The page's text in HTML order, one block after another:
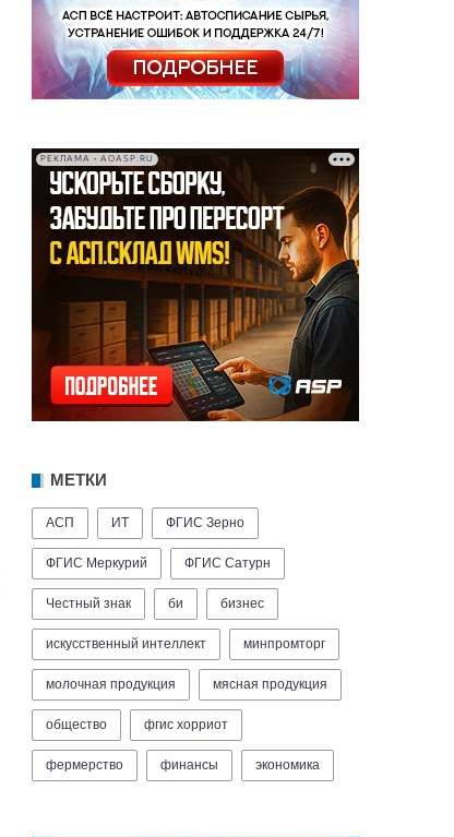
РЕКЛАМА • AOASP.RU
МЕТКИ
АСП ИТ ФГИС Зерно
ФГИС Меркурий ФГИС Сатурн
Честный знак би бизнес
искусственный интеллект минпромторг
молочная продукция мясная продукция
общество фгис хорриот
фермерство финансы экономика